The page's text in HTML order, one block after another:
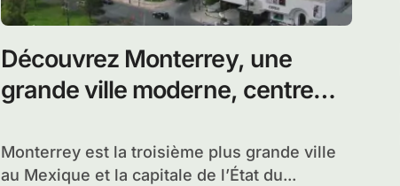
Découvrez Monterrey, une
grande ville moderne, centre
du Mexique
Monterrey est la troisième plus grande ville
au Mexique et la capitale de l’État du...